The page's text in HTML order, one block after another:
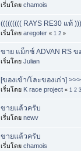
เริ่มโดย chamois
((((((((( RAYS RE30 แท้
เริ่มโดย aregoter « 1 2 »
ขาย แม็กซ์ ADVAN RS ข
เริ่มโดย Julian
[ของเข้า/โละของเก่า]
เริ่มโดย K race project « 1 2 3
ขายแล้วครับ
เริ่มโดย newv
ขายแล้วครับ
เริ่มโดย chamois